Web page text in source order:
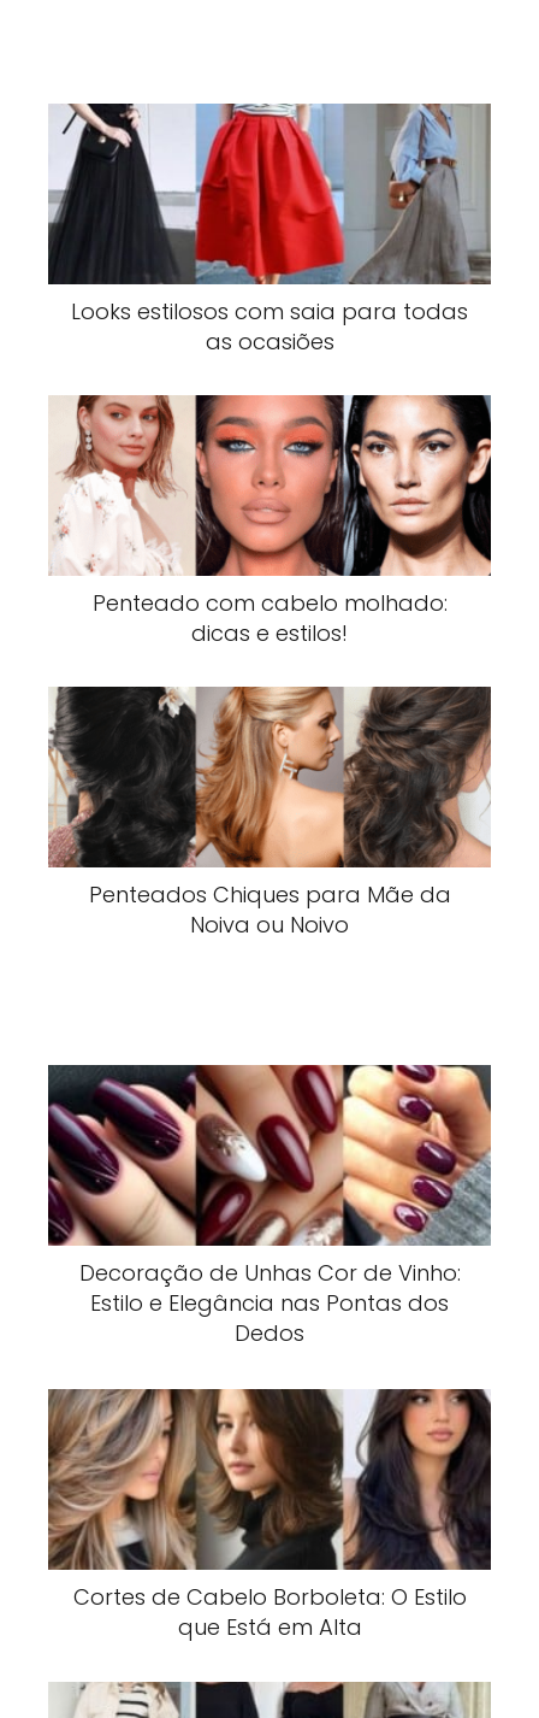
Looks estilosos com saia para todas
as ocasiões
Penteado com cabelo molhado:
dicas e estilos!
Penteados Chiques para Mãe da
Noiva ou Noivo
Decoração de Unhas Cor de Vinho:
Estilo e Elegância nas Pontas dos
Dedos
Cortes de Cabelo Borboleta: O Estilo
que Está em Alta